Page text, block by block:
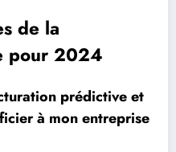
de la
pour 2024
prédictive et
à mon entreprise